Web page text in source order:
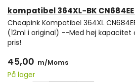
kompatibel 364XL-BK
Cheapink Kompatibel 364XL
(12ml i original) --Med høj kapacitet
pris!
45,00 m/Moms
På lager